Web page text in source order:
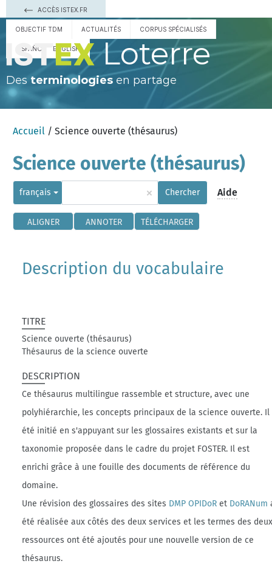
ACCÈS ISTEX.FR
OBJECTIF TDM ACTUALITÉS CORPUS SPÉCIALISÉS
ESPAÑOL ENGLISH Loterre
Des terminologies en partage
Accueil / Science ouverte (thésaurus)
Science ouverte (thésaurus)
français × Chercher Aide
ALIGNER ANNOTER TÉLÉCHARGER
Description du vocabulaire
TITRE
Science ouverte (thésaurus)
Thésaurus de la science ouverte
DESCRIPTION
Ce thésaurus multilingue rassemble et structure, avec une
polyhiérarchie, les concepts principaux de la science ouverte. Il
été initié en s'appuyant sur les glossaires existants et sur la
taxonomie proposée dans le cadre du projet FOSTER. Il est
enrichi grâce à une fouille des documents de référence du
domaine.
Une révision des glossaires des sites DMP OPIDoR et DoRANum
été réalisée aux côtés des deux services et les termes des
ressources ont été ajoutés pour une nouvelle version de ce
thésaurus.